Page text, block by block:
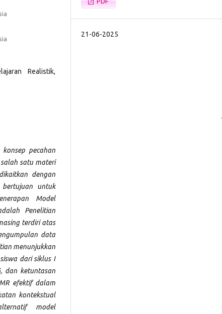
Realistik,
pecahan
satu materi
dengan
untuk
Model
Penelitian
terdiri atas
data
menunjukkan
dari siklus I
dan ketuntasan
efektif dalam
kontekstual
model
21-06-2025